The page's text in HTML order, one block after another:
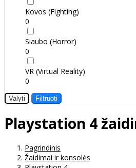
Kovos (Fighting)
0
Siaubo (Horror)
0
VR (Virtual Reality)
0
Valyti Filtruoti
Playstation 4
Pagrindinis
Žaidimai ir konsolės